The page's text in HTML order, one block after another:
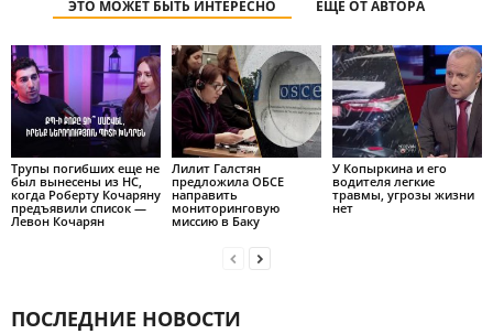
ЭТО МОЖЕТ БЫТЬ ИНТЕРЕСНО ЕЩЕ ОТ АВТОРА
Трупы погибших еще не
был вынесены из НС,
когда Роберту Кочаряну
предъявили список —
Левон Кочарян
Лилит Галстян
предложила ОБСЕ
направить
мониторинговую
миссию в Баку
У Копыркина и его
водителя легкие
травмы, угрозы жизни
нет
ПОСЛЕДНИЕ НОВОСТИ